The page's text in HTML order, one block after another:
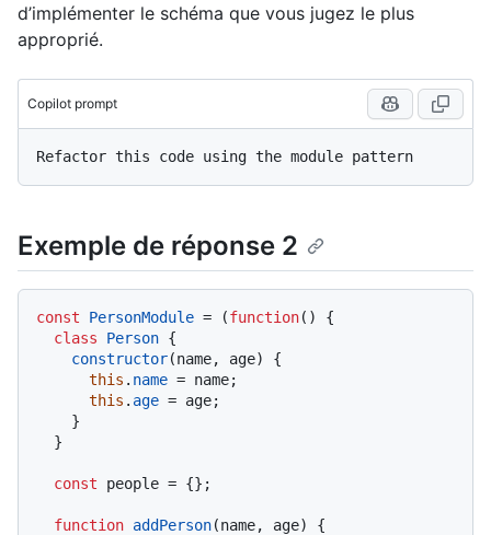
d’implémenter le schéma que vous jugez le plus
approprié.
Copilot prompt
Exemple de réponse 2
const PersonModule = (function( ) {
class
Person {
constructor(name, age) {
this . name = name;
this . age = age;
const people = {};
function addPerson(name, age) {